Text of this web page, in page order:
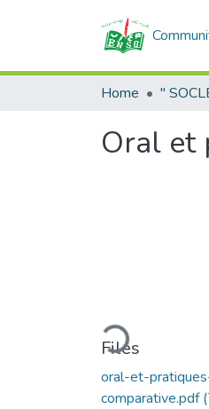
Home "
Oral et
Loading...
Files
oral-et-
comparative.pdf